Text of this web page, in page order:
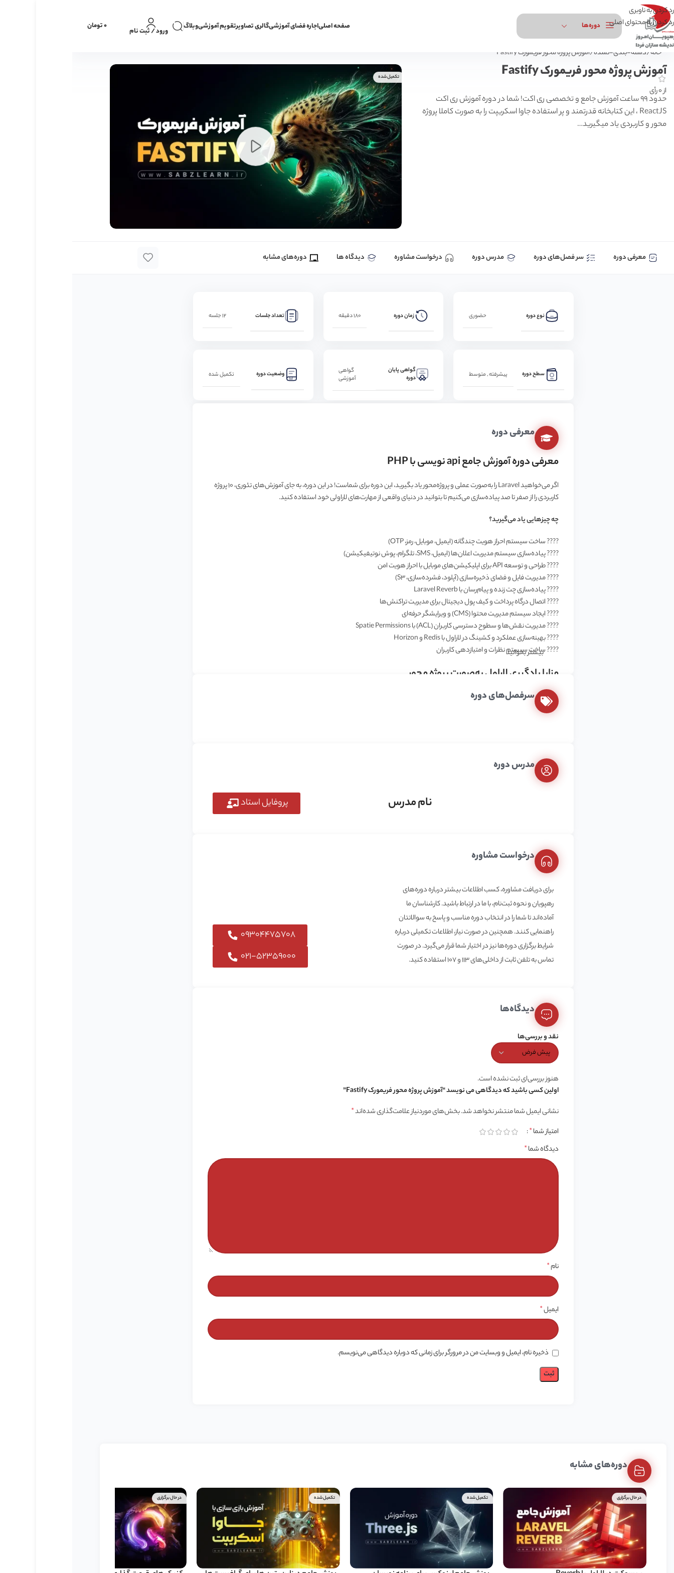
رد کردن به ناوبری
رد کردن به محتوای اصلی
دوره‌ها صفحه اصلیاجاره فضای آموزشیگالری تصاویرتقویم آموزشیوبلاگ ورود / ثبت نام 0تومان
خانه دسته-بندی-نشده آموزش پروژه محور فریمورک Fastify
آموزش پروژه محور فریمورک Fastify
از 0 رأی
حدود 99 ساعت آموزش جامع و تخصصی ری اکت! شما در دوره آموزش ری اکت
ReactJS ، این کتابخانه قدرتمند و پر استفاده جاوا اسکریپت را به صورت کاملا پروژه
محور و کاربردی یاد میگیرید…
تکمیل شده
معرفی دوره سر فصل‌های دوره مدرس دوره درخواست مشاوره دیدگاه ها دوره‌های مشابه
نوع دوره حضوری زمان دوره 180 دقیقه تعداد جلسات 12 جلسه
سطح دوره پیشرفته,متوسط
گواهی پایان
دوره
گواهی
آموزشی
وضعیت دوره تکمیل شده
معرفی دوره
معرفی دوره آموزش جامع api نویسی با PHP
اگر می‌خواهید Laravel را به‌صورت عملی و پروژه‌محور یاد بگیرید، این دوره برای شماست! در این دوره، به جای آموزش‌های تئوری، ۱۰ پروژه
کاربردی را از صفر تا صد پیاده‌سازی می‌کنیم تا بتوانید در دنیای واقعی از مهارت‌های لاراولی خود استفاده کنید.
چه چیزهایی یاد می‌گیرید؟
???? ساخت سیستم احراز هویت چندگانه (ایمیل، موبایل، رمز، OTP)
???? پیاده‌سازی سیستم مدیریت اعلان‌ها (ایمیل، SMS، تلگرام، پوش نوتیفیکیشن)
???? طراحی و توسعه API برای اپلیکیشن‌های موبایل با احراز هویت امن
???? مدیریت فایل و فضای ذخیره‌سازی (آپلود، فشرده‌سازی، S3)
???? پیاده‌سازی چت زنده و پیام‌رسان با Laravel Reverb
???? اتصال درگاه پرداخت و کیف پول دیجیتال برای مدیریت تراکنش‌ها
???? ایجاد سیستم مدیریت محتوا (CMS)‌ و ویرایشگر حرفه‌ای
???? مدیریت نقش‌ها و سطوح دسترسی کاربران (ACL) با Spatie Permissions
???? بهینه‌سازی عملکرد و کشینگ در لاراول با Redis و Horizon
???? ساخت سیستم نظرات و امتیازدهی کاربران
مزایا یادگیری لاراول به‌صورت پروژه محور
یادگیری لاراول به‌صورت پروژه‌محور باعث می‌شود مفاهیم تئوری را به‌طور عمیق‌تر و کاربردی‌تر درک کنید. در این روش، به جای تمرکز صرف
بر تعاریف و مفاهیم انتزاعی، با چالش‌های واقعی مواجه می‌شوید و توانایی حل مسئله در شما تقویت می‌شود. همچنین، این سبک
بیشتر بخوانید
سرفصل‌های دوره
مدرس دوره
نام مدرس پروفایل استاد
درخواست مشاوره
برای دریافت مشاوره، کسب اطلاعات بیشتر درباره دوره‌های
رهپویان و نحوه ثبت‌نام، با ما در ارتباط باشید. کارشناسان ما
آماده‌اند تا شما را در انتخاب دوره مناسب و پاسخ به سوالاتتان
راهنمایی کنند. همچنین در صورت نیاز، اطلاعات تکمیلی درباره
شرایط برگزاری دوره‌ها نیز در اختیار شما قرار می‌گیرد. در صورت
تماس به تلفن ثابت از داخلی‌های 113 و 107 استفاده کنید.
09304475708
021-52359000
دیدگاه‌ها
نقد و بررسی‌ها
هنوز بررسی‌ای ثبت نشده است.
اولین کسی باشید که دیدگاهی می نویسد “آموزش پروژه محور فریمورک Fastify”
نشانی ایمیل شما منتشر نخواهد شد.بخش‌های موردنیاز علامت‌گذاری شده‌اند*
امتیاز شما*
دیدگاه شما*
نام*
ایمیل*
ذخیره نام، ایمیل و وبسایت من در مرورگر برای زمانی که دوباره دیدگاهی می‌نویسم.
دوره‌های مشابه
در حال برگزاری تکمیل شده تکمیل شده در حال برگزاری